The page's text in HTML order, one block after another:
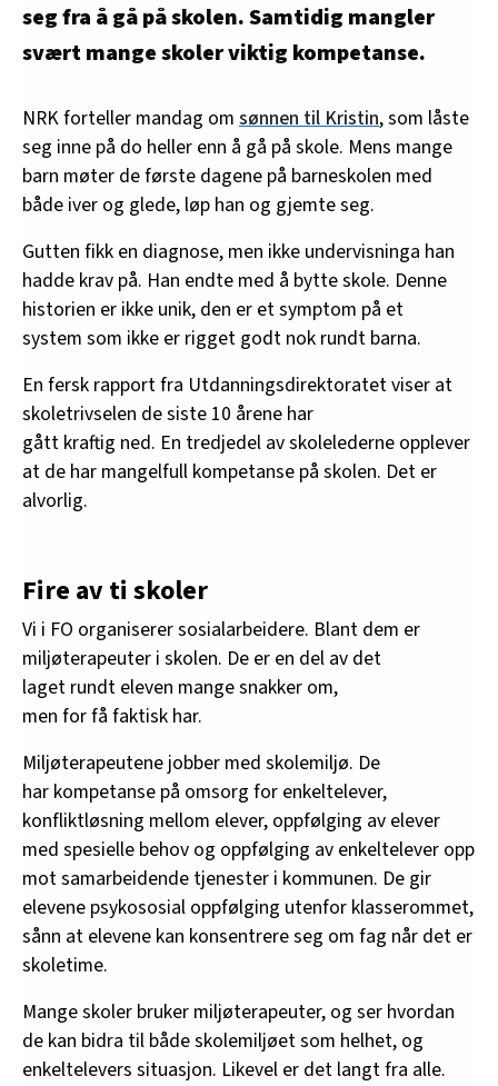
seg fra å gå på skolen. Samtidig mangler
svært mange skoler viktig kompetanse.
NRK forteller mandag om sønnen til Kristin, som låste
seg inne på do heller enn å gå på skole. Mens mange
barn møter de første dagene på barneskolen med
både iver og glede, løp han og gjemte seg.
Gutten fikk en diagnose, men ikke undervisninga han
hadde krav på. Han endte med å bytte skole. Denne
historien er ikke unik, den er et symptom på et
system som ikke er rigget godt nok rundt barna.
En fersk rapport fra Utdanningsdirektoratet viser at
skoletrivselen de siste 10 årene har
gått kraftig ned. En tredjedel av skolelederne opplever
at de har mangelfull kompetanse på skolen. Det er
alvorlig.
Fire av ti skoler
Vi i FO organiserer sosialarbeidere. Blant dem er
miljøterapeuter i skolen. De er en del av det
laget rundt eleven mange snakker om,
men for få faktisk har.
Miljøterapeutene jobber med skolemiljø. De
har kompetanse på omsorg for enkeltelever,
konfliktløsning mellom elever, oppfølging av elever
med spesielle behov og oppfølging av enkeltelever opp
mot samarbeidende tjenester i kommunen. De gir
elevene psykososial oppfølging utenfor klasserommet,
sånn at elevene kan konsentrere seg om fag når det er
skoletime.
Mange skoler bruker miljøterapeuter, og ser hvordan
de kan bidra til både skolemiljøet som helhet, og
enkeltelevers situasjon. Likevel er det langt fra alle.